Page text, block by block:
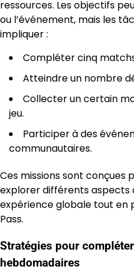
ressources. Les objectifs
ou l’événement, mais les
impliquer :
Compléter cinq
Atteindre un nombre
Collecter un certain
jeu.
Participer à des
communautaires.
Ces missions sont conçues
explorer différents aspects
expérience globale tout en
Pass.
Stratégies pour
hebdomadaires